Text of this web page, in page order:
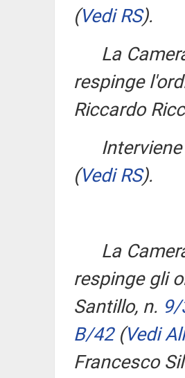
(Vedi RS).
La
respinge
Riccardo
(Vedi RS).
La
respinge gli
Santillo, n.
B/42 (Vedi
Francesco